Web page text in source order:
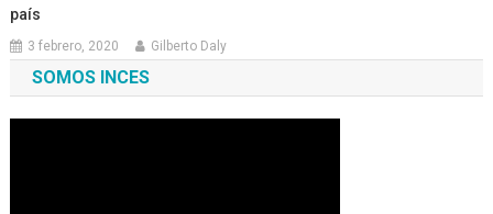
país
3 febrero, 2020 Gilberto Daly
SOMOS INCES